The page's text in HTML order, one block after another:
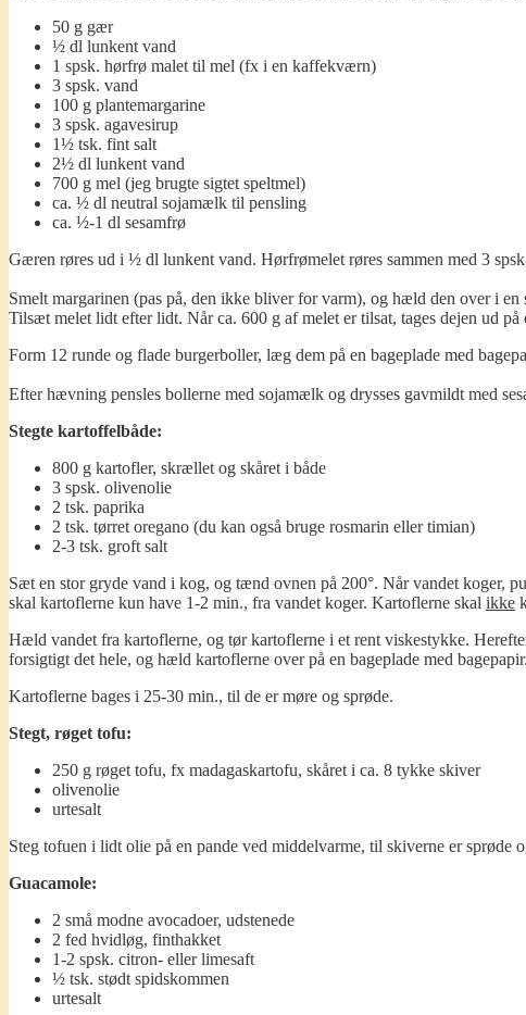
50 g gær
½ dl lunkent vand
1 spsk. hørfrø malet til mel (fx i en kaffekværn)
3 spsk. vand
100 g plantemargarine
3 spsk. agavesirup
1½ tsk. fint salt
2½ dl lunkent vand
700 g mel (jeg brugte sigtet speltmel)
ca. ½ dl neutral sojamælk til pensling
ca. ½-1 dl sesamfrø
Gæren røres ud i ½ dl lunkent vand. Hørfrømelet røres sammen med 3
Smelt margarinen (pas på, den ikke bliver for varm), og hæld den over i
Tilsæt melet lidt efter lidt. Når ca. 600 g af melet er tilsat, tages dejen ud
Form 12 runde og flade burgerboller, læg dem på en bageplade med
Efter hævning pensles bollerne med sojamælk og drysses gavmildt med
Stegte kartoffelbåde:
800 g kartofler, skrællet og skåret i både
3 spsk. olivenolie
2 tsk. paprika
2 tsk. tørret oregano (du kan også bruge rosmarin eller timian)
2-3 tsk. groft salt
Sæt en stor gryde vand i kog, og tænd ovnen på 200°. Når vandet koger,
skal kartoflerne kun have 1-2 min., fra vandet koger. Kartoflerne skal ikke
Hæld vandet fra kartoflerne, og tør kartoflerne i et rent viskestykke.
forsigtigt det hele, og hæld kartoflerne over på en bageplade med
Kartoflerne bages i 25-30 min., til de er møre og sprøde.
Stegt, røget tofu:
250 g røget tofu, fx madagaskartofu, skåret i ca. 8 tykke skiver
olivenolie
urtesalt
Steg tofuen i lidt olie på en pande ved middelvarme, til skiverne er sprøde
Guacamole:
2 små modne avocadoer, udstenede
2 fed hvidløg, finthakket
1-2 spsk. citron- eller limesaft
½ tsk. stødt spidskommen
urtesalt